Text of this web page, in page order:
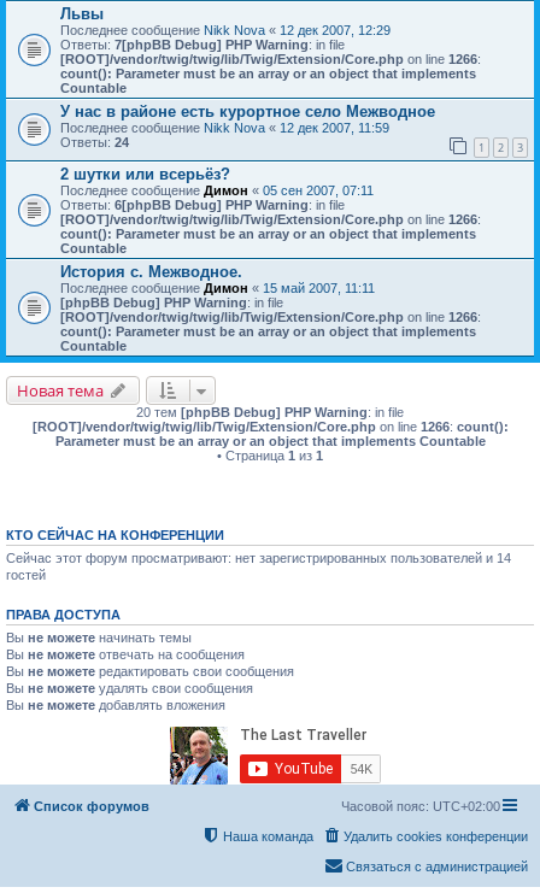
Львы
Последнее сообщение Nikk Nova « 12 дек 2007, 12:29
Ответы: 7[phpBB Debug] PHP Warning: in file
[ROOT]/vendor/twig/twig/lib/Twig/Extension/Core.php on line 1266:
count(): Parameter must be an array or an object that implements
Countable
У нас в районе есть курортное село Межводное
Последнее сообщение Nikk Nova « 12 дек 2007, 11:59
Ответы: 24 1 2 3
2 шутки или всерьёз?
Последнее сообщение Димон « 05 сен 2007, 07:11
Ответы: 6[phpBB Debug] PHP Warning: in file
[ROOT]/vendor/twig/twig/lib/Twig/Extension/Core.php on line 1266:
count(): Parameter must be an array or an object that implements
Countable
История с. Межводное.
Последнее сообщение Димон « 15 май 2007, 11:11
[phpBB Debug] PHP Warning: in file
[ROOT]/vendor/twig/twig/lib/Twig/Extension/Core.php on line 1266:
count(): Parameter must be an array or an object that implements
Countable
Новая тема
20 тем [phpBB Debug] PHP Warning: in file
[ROOT]/vendor/twig/twig/lib/Twig/Extension/Core.phpon line 1266: count():
Parameter must be an array or an object that implements Countable
• Страница 1 из 1
КТО СЕЙЧАС НА КОНФЕРЕНЦИИ
Сейчас этот форум просматривают: нет зарегистрированных пользователей и 14
гостей
ПРАВА ДОСТУПА
Вы не можете начинать темы
Вы не можете отвечать на сообщения
Вы не можете редактировать свои сообщения
Вы не можете удалять свои сообщения
Вы не можете добавлять вложения
Список форумов Часовой пояс: UTC+02:00
Удалить cookies конференции
Наша команда
Связаться с администрацией